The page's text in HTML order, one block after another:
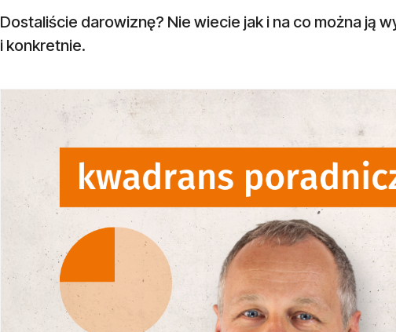
Dostaliście darowiznę? Nie wiecie jak i na co można ją
i konkretnie.